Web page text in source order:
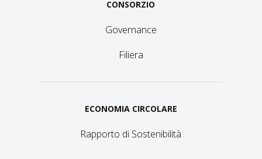
CONSORZIO
Governance
Filiera
ECONOMIA CIRCOLARE
Rapporto di Sostenibilità